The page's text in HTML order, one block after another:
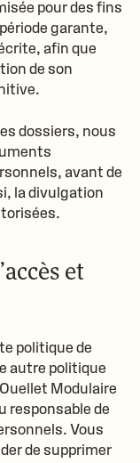
pour des fins
garante,
afin que
de son
dossiers, nous
avant de
la divulgation
et
politique de
autre politique
Ouellet Modulaire
responsable de
Vous
de supprimer